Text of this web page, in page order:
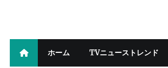
ホーム TVニューストレンド